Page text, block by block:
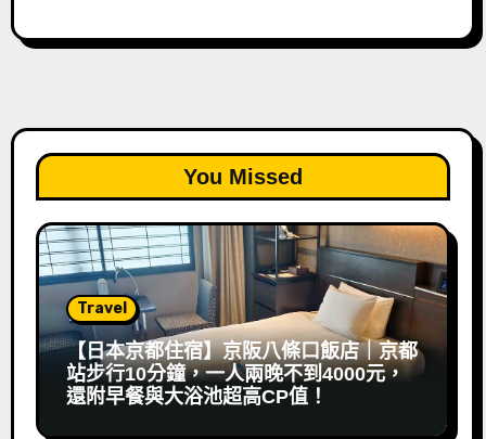
You Missed
Travel
【日本京都住宿】京阪八條口飯店｜京都
站步行10分鐘，一人兩晚不到4000元，
還附早餐與大浴池超高CP值！